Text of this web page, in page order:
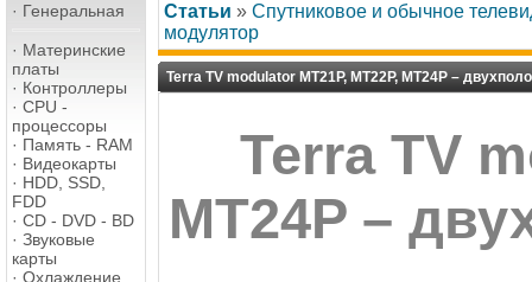
· Генеральная
· Материнские
платы
· Контроллеры
· CPU -
процессоры
· Память - RAM
· Видеокарты
· HDD, SSD,
FDD
· CD - DVD - BD
· Звуковые
карты
· Охлаждение
Статьи » Спутниковое и обычное
модулятор
Terra TV modulator MT21P, MT22P, MT24P –
Terra TV
MT24P –